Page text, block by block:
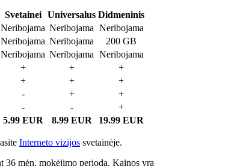
Svetainei Universalus Didmeninis
Neribojama Neribojama Neribojama
Neribojama Neribojama
200 GB
Neribojama Neribojama Neribojama
+ +
+
+ +
+
- +
+
- -
+
5.99 EUR 8.99 EUR 19.99 EUR
Interneto vizijos svetainėje.
36 mėn. mokėjimo periodą. Kainos yra